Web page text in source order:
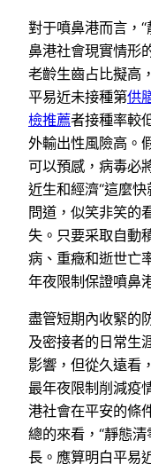
對于噴鼻港而言，“
鼻港社會現實情形
老齡生齒占比擬高
平易近未接種第供
檢推薦者接種率較
外輸出性風險高。
可以預感，病毒必
近生和經濟“這麼
問道，似笑非笑的
失。只要采取自動
病、重癥和逝世亡
年夜限制保證噴鼻
盡管短期內收緊的
及密接者的日常生
影響，但從久遠看
最年夜限制削減疫
港社會在平安的條
總的來看，“靜態
長。應算明白平易